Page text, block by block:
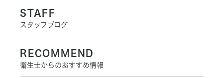
STAFF
スタッフブログ
RECOMMEND
衛生士からのおすすめ情報